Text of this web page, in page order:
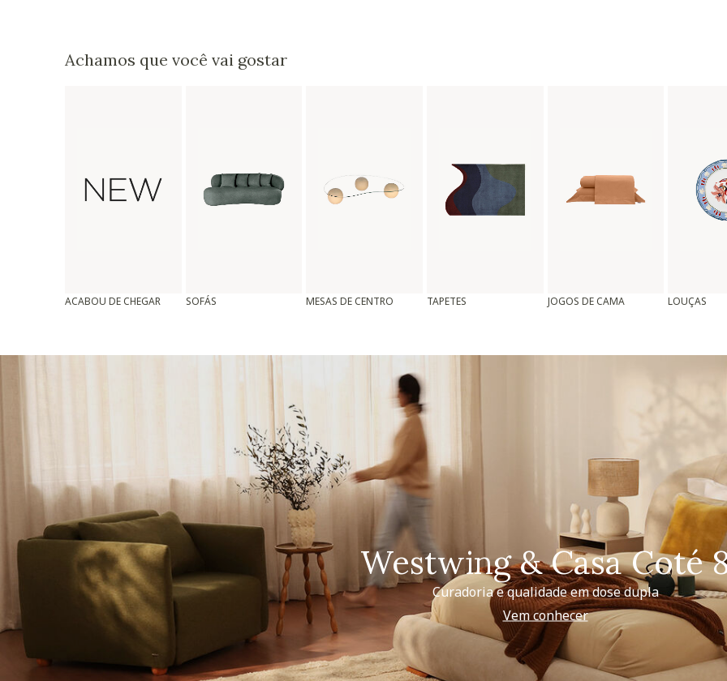
Achamos que você vai gostar
ACABOU DE CHEGAR SOFÁS MESAS DE CENTRO TAPETES JOGOS DE CAMA LOUÇAS
Westwing & Casa Coté
Curadoria e qualidade em dose dupla
Vem conhecer